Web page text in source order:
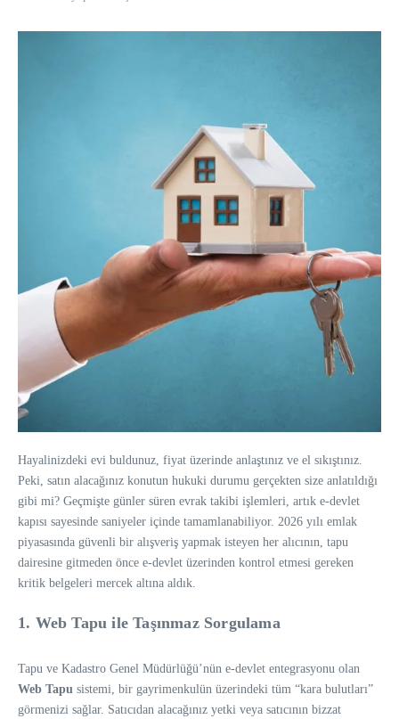
Hayalinizdeki evi buldunuz, fiyat üzerinde anlaştınız ve el sıkıştınız.
Peki, satın alacağınız konutun hukuki durumu gerçekten size anlatıldığı
gibi mi? Geçmişte günler süren evrak takibi işlemleri, artık e-devlet
kapısı sayesinde saniyeler içinde tamamlanabiliyor. 2026 yılı emlak
piyasasında güvenli bir alışveriş yapmak isteyen her alıcının, tapu
dairesine gitmeden önce e-devlet üzerinden kontrol etmesi gereken
kritik belgeleri mercek altına aldık.
1. Web Tapu ile Taşınmaz Sorgulama
Tapu ve Kadastro Genel Müdürlüğü’nün e-devlet entegrasyonu olan
Web Tapu sistemi, bir gayrimenkulün üzerindeki tüm “kara bulutları”
görmenizi sağlar. Satıcıdan alacağınız yetki veya satıcının bizzat